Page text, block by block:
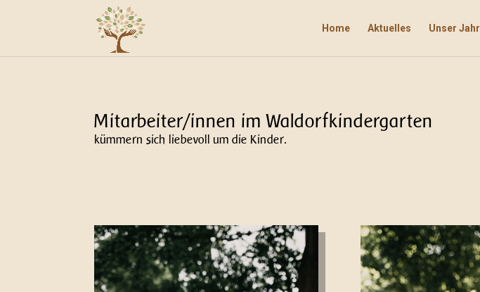
Home Aktuelles Unser Jahr
Mitarbeiter/innen im Waldorfkindergarten
kümmern sich liebevoll um die Kinder.